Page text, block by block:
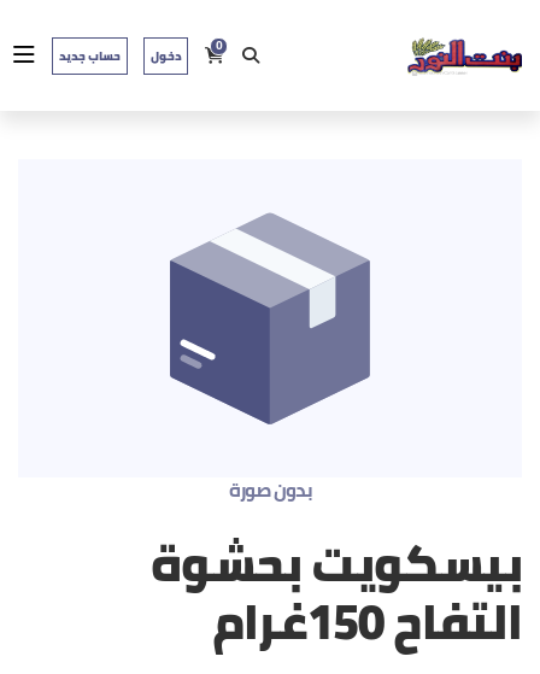
0 دخول حساب جديد
بدون صورة
بيسكويت بحشوة
التفاح 150غرام